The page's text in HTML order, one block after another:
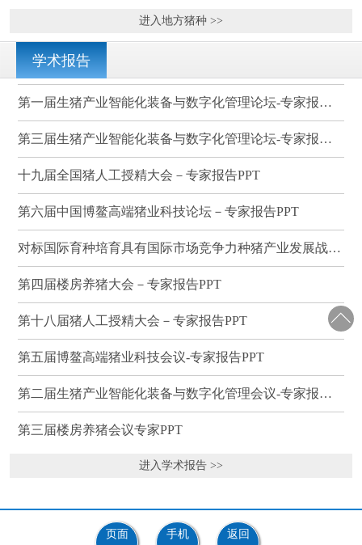
进入地方猪种 >>
学术报告
第一届生猪产业智能化装备与数字化管理论坛-专家报告PPT
第三届生猪产业智能化装备与数字化管理论坛-专家报告PPT
十九届全国猪人工授精大会－专家报告PPT
第六届中国博鳌高端猪业科技论坛－专家报告PPT
对标国际育种培育具有国际市场竞争力种猪产业发展战略研讨会－专家报告PPT
第四届楼房养猪大会－专家报告PPT
第十八届猪人工授精大会－专家报告PPT
第五届博鳌高端猪业科技会议-专家报告PPT
第二届生猪产业智能化装备与数字化管理会议-专家报告PPT
第三届楼房养猪会议专家PPT
进入学术报告 >>
页面 手机 返回